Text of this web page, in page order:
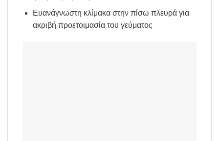
Ευανάγνωστη κλίμακα στην πίσω πλευρά για
ακριβή προετοιμασία του γεύματος